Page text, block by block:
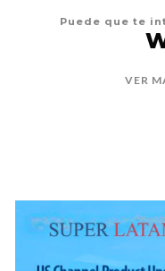
Puede que te
VER